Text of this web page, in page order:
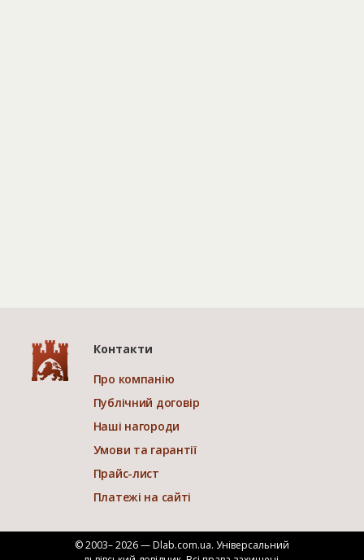
Контакти
Про компанію
Публічний договір
Наші нагороди
Умови та гарантії
Прайс-лист
Платежі на сайті
© 2003– 2026 — Dlab.com.ua. Універсальний